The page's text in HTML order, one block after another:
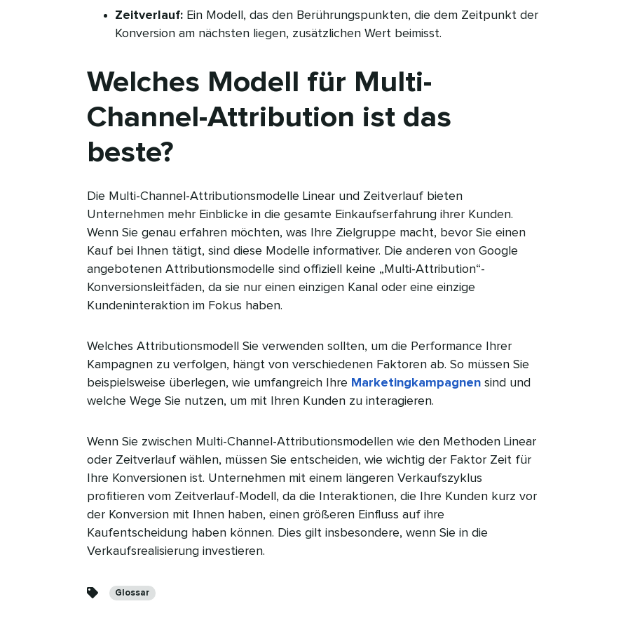
Zeitverlauf: Ein Modell, das den Berührungspunkten, die dem Zeitpunkt der
Konversion am nächsten liegen, zusätzlichen Wert beimisst.​​
Welches Modell für Multi-
Channel-Attribution ist das
beste?​​
Die Multi-Channel-Attributionsmodelle Linear und Zeitverlauf bieten
Unternehmen mehr Einblicke in die gesamte Einkaufserfahrung ihrer Kunden.
Wenn Sie genau erfahren möchten, was Ihre Zielgruppe macht, bevor Sie einen
Kauf bei Ihnen tätigt, sind diese Modelle informativer. Die anderen von Google
angebotenen Attributionsmodelle sind offiziell keine „Multi-Attribution“-
Konversionsleitfäden, da sie nur einen einzigen Kanal oder eine einzige
Kundeninteraktion im Fokus haben.​​
Welches Attributionsmodell Sie verwenden sollten, um die Performance Ihrer
Kampagnen zu verfolgen, hängt von verschiedenen Faktoren ab. So müssen Sie
beispielsweise überlegen, wie umfangreich Ihre Marketingkampagnen sind und
welche Wege Sie nutzen, um mit Ihren Kunden zu interagieren.​​
Wenn Sie zwischen Multi-Channel-Attributionsmodellen wie den Methoden Linear
oder Zeitverlauf wählen, müssen Sie entscheiden, wie wichtig der Faktor Zeit für
Ihre Konversionen ist. Unternehmen mit einem längeren Verkaufszyklus
profitieren vom Zeitverlauf-Modell, da die Interaktionen, die Ihre Kunden kurz vor
der Konversion mit Ihnen haben, einen größeren Einfluss auf ihre
Kaufentscheidung haben können. Dies gilt insbesondere, wenn Sie in die
Verkaufsrealisierung investieren.​​
Kategorien​​
Glossar​​